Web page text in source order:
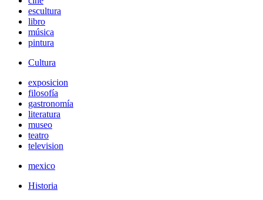
escultura
libro
música
pintura
Cultura
exposicion
filosofía
gastronomía
literatura
museo
teatro
television
mexico
Historia